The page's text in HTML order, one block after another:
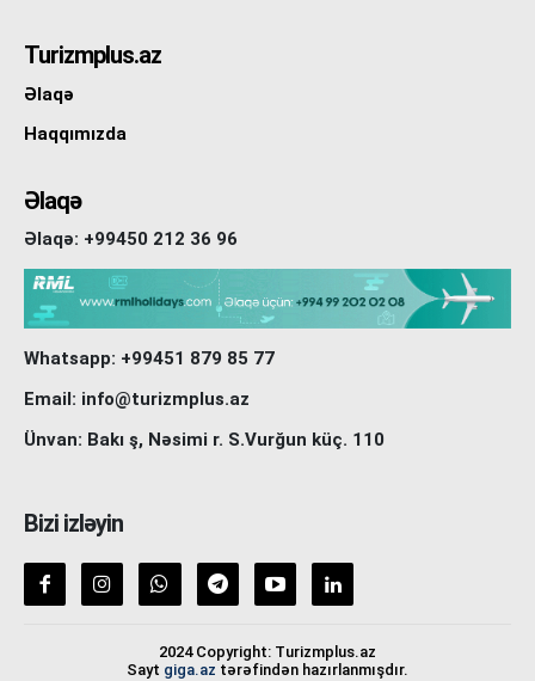
Turizmplus.az
Əlaqə
Haqqımızda
Əlaqə
Əlaqə: +99450 212 36 96
Whatsapp: +99451 879 85 77
Email: info@turizmplus.az
Ünvan: Bakı ş, Nəsimi r. S.Vurğun küç. 110
Bizi izləyin
2024 Copyright: Turizmplus.az
Sayt giga.az tərəfindən hazırlanmışdır.